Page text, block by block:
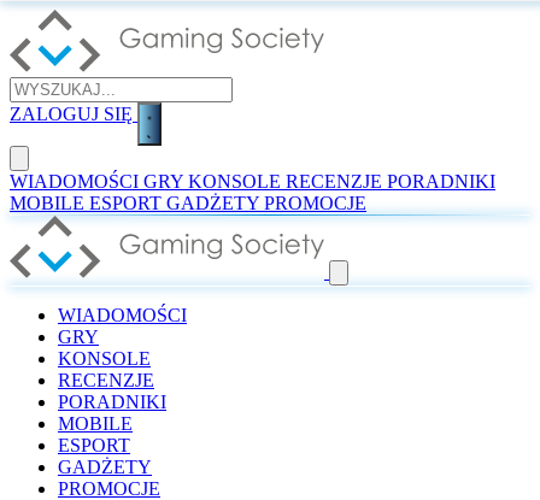
ZALOGUJ SIĘ
WIADOMOŚCI GRY KONSOLE RECENZJE PORADNIKI
MOBILE ESPORT GADŻETY PROMOCJE
WIADOMOŚCI
GRY
KONSOLE
RECENZJE
PORADNIKI
MOBILE
ESPORT
GADŻETY
PROMOCJE